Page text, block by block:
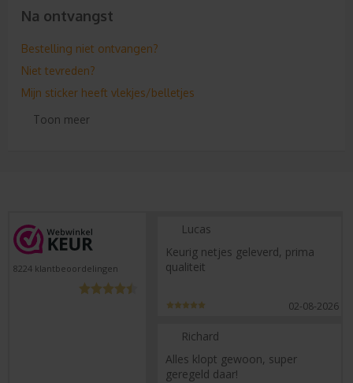
In welke landen leveren jullie?
Verzenden naar verschillende adressen
Wanneer vindt de verzending plaats?
Hoe wordt mijn spandoek verzonden?
Na ontvangst
Bestelling niet ontvangen?
Niet tevreden?
Mijn sticker heeft vlekjes/belletjes
Te weinig stickers ontvangen?
Toon meer
8224 klantbeoordelingen
Lucas
Keurig netjes geleverd, prima
qualiteit
02-08-2026
Richard
Alles klopt gewoon, super
geregeld daar!